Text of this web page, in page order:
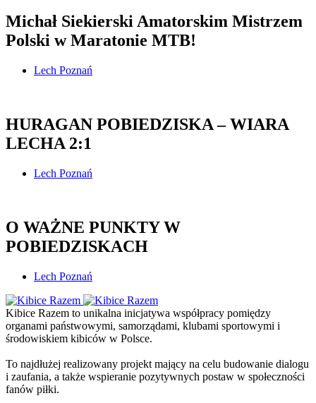
Michał Siekierski Amatorskim Mistrzem
Polski w Maratonie MTB!
Lech Poznań
HURAGAN POBIEDZISKA – WIARA
LECHA 2:1
Lech Poznań
O WAŻNE PUNKTY W
POBIEDZISKACH
Lech Poznań
Kibice Razem to unikalna inicjatywa współpracy pomiędzy
organami państwowymi, samorządami, klubami sportowymi i
środowiskiem kibiców w Polsce.
To najdłużej realizowany projekt mający na celu budowanie dialogu
i zaufania, a także wspieranie pozytywnych postaw w społeczności
fanów piłki.